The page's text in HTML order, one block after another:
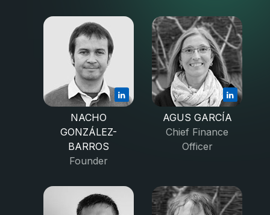
NACHO
GONZÁLEZ-
BARROS
Founder
AGUS GARCÍA
Chief Finance
Officer